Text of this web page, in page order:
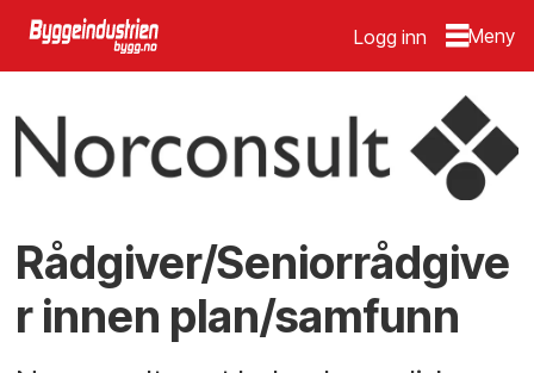
Logg inn
Rådgiver/Seniorrådgive
r innen plan/samfunn